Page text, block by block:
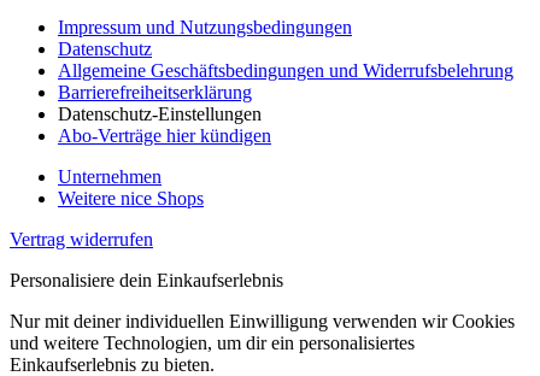
Impressum und Nutzungsbedingungen
Datenschutz
Allgemeine Geschäftsbedingungen und Widerrufsbelehrung
Barrierefreiheitserklärung
Datenschutz-Einstellungen
Abo-Verträge hier kündigen
Unternehmen
Weitere nice Shops
Vertrag widerrufen
Personalisiere dein Einkaufserlebnis
Nur mit deiner individuellen Einwilligung verwenden wir Cookies
und weitere Technologien, um dir ein personalisiertes
Einkaufserlebnis zu bieten.